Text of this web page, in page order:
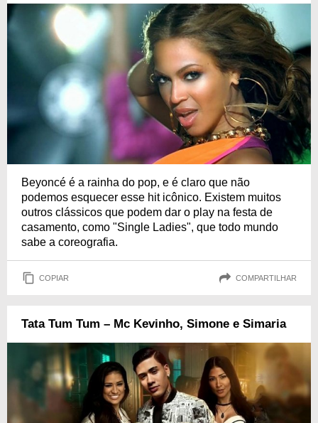
Beyoncé é a rainha do pop, e é claro que não
podemos esquecer esse hit icônico. Existem muitos
outros clássicos que podem dar o play na festa de
casamento, como "Single Ladies", que todo mundo
sabe a coreografia.
COPIAR COMPARTILHAR
Tata Tum Tum – Mc Kevinho, Simone e Simaria